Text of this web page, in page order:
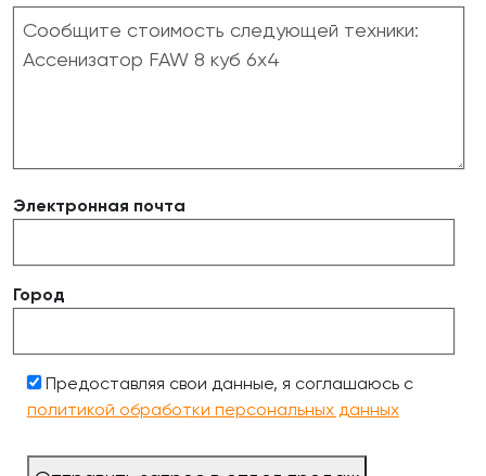
Электронная почта
Город
Предоставляя свои данные, я соглашаюсь с
политикой обработки персональных данных